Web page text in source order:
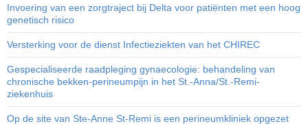
Invoering van een zorgtraject bij Delta voor patiënten met een hoog
genetisch risico
Versterking voor de dienst Infectieziekten van het CHIREC
Gespecialiseerde raadpleging gynaecologie: behandeling van
chronische bekken-perineumpijn in het St.-Anna/St.-Remi-
ziekenhuis
Op de site van Ste-Anne St-Remi is een perineumkliniek opgezet